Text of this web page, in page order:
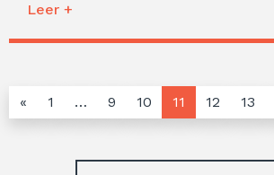
Leer +
« 1 … 9 10 11 12 13